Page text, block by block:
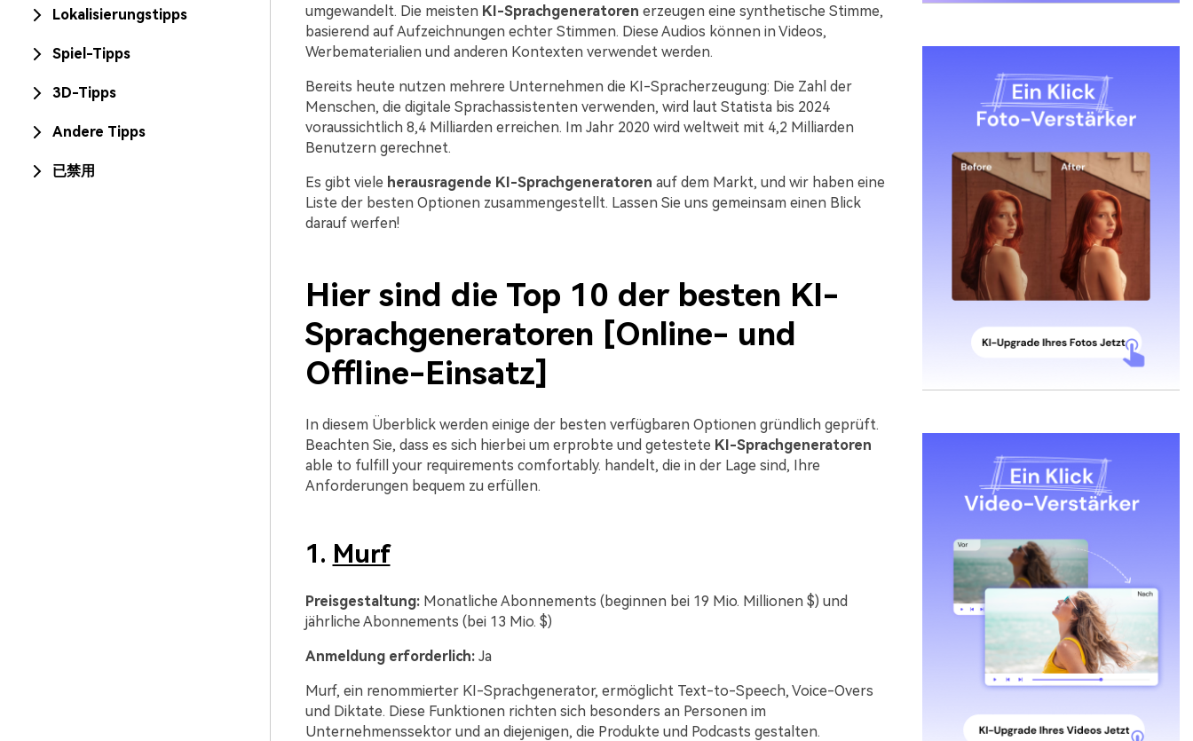
Lokalisierungstipps
Spiel-Tipps
3D-Tipps
Andere Tipps
已禁用
umgewandelt. Die meisten KI-Sprachgeneratoren erzeugen eine synthetische Stimme,
basierend auf Aufzeichnungen echter Stimmen. Diese Audios können in Videos,
Werbematerialien und anderen Kontexten verwendet werden.
Bereits heute nutzen mehrere Unternehmen die KI-Spracherzeugung: Die Zahl der
Menschen, die digitale Sprachassistenten verwenden, wird laut Statista bis 2024
voraussichtlich 8,4 Milliarden erreichen. Im Jahr 2020 wird weltweit mit 4,2 Milliarden
Benutzern gerechnet.
Es gibt viele herausragende KI-Sprachgeneratoren auf dem Markt, und wir haben eine
Liste der besten Optionen zusammengestellt. Lassen Sie uns gemeinsam einen Blick
darauf werfen!
Hier sind die Top 10 der besten KI-
Sprachgeneratoren [Online- und
Offline-Einsatz]
In diesem Überblick werden einige der besten verfügbaren Optionen gründlich geprüft.
Beachten Sie, dass es sich hierbei um erprobte und getestete KI-Sprachgeneratoren
able to fulfill your requirements comfortably. handelt, die in der Lage sind, Ihre
Anforderungen bequem zu erfüllen.
1. Murf
Preisgestaltung: Monatliche Abonnements (beginnen bei 19 Mio. Millionen $) und
jährliche Abonnements (bei 13 Mio. $)
Anmeldung erforderlich:Ja
Murf, ein renommierter KI-Sprachgenerator, ermöglicht Text-to-Speech, Voice-Overs
und Diktate. Diese Funktionen richten sich besonders an Personen im
Unternehmenssektor und an diejenigen, die Produkte und Podcasts gestalten.
Unbegrenzt KI-
Bilder erstellen. 100
% kostenlos!